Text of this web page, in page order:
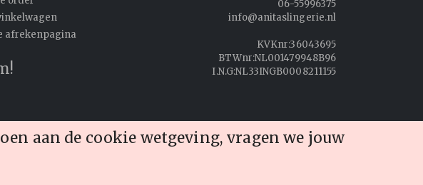
aan de cookie wetgeving, vragen we jouw
afrekenpagina
06-55996375
info@anitaslingerie.nl
KVKnr:36043695
BTWnr:NL001479948B96
I.N.G:NL33INGB0008211155